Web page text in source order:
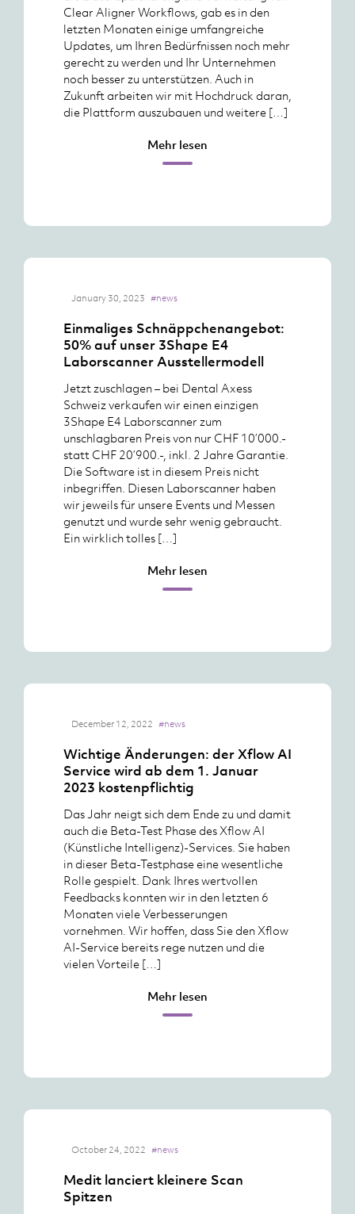
Clear Aligner Workflows, gab es in den
letzten Monaten einige umfangreiche
Updates, um Ihren Bedürfnissen noch mehr
gerecht zu werden und Ihr Unternehmen
noch besser zu unterstützen. Auch in
Zukunft arbeiten wir mit Hochdruck daran,
die Plattform auszubauen und weitere […]
Mehr lesen
January 30, 2023 #news
Einmaliges Schnäppchenangebot:
50% auf unser 3Shape E4
Laborscanner Ausstellermodell
Jetzt zuschlagen – bei Dental Axess
Schweiz verkaufen wir einen einzigen
3Shape E4 Laborscanner zum
unschlagbaren Preis von nur CHF 10’000.-
statt CHF 20’900.-, inkl. 2 Jahre Garantie.
Die Software ist in diesem Preis nicht
inbegriffen. Diesen Laborscanner haben
wir jeweils für unsere Events und Messen
genutzt und wurde sehr wenig gebraucht.
Ein wirklich tolles […]
Mehr lesen
December 12, 2022 #news
Wichtige Änderungen: der Xflow AI
Service wird ab dem 1. Januar
2023 kostenpflichtig
Das Jahr neigt sich dem Ende zu und damit
auch die Beta-Test Phase des Xflow AI
(Künstliche Intelligenz)-Services. Sie haben
in dieser Beta-Testphase eine wesentliche
Rolle gespielt. Dank Ihres wertvollen
Feedbacks konnten wir in den letzten 6
Monaten viele Verbesserungen
vornehmen. Wir hoffen, dass Sie den Xflow
AI-Service bereits rege nutzen und die
vielen Vorteile […]
Mehr lesen
October 24, 2022 #news
Medit lanciert kleinere Scan
Spitzen